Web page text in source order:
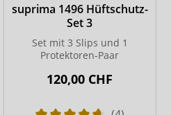
suprima 1496 Hüftschutz-
Set 3
Set mit 3 Slips und 1
Protektoren-Paar
120,00 CHF